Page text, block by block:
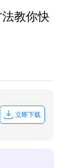
教你快
立即下载